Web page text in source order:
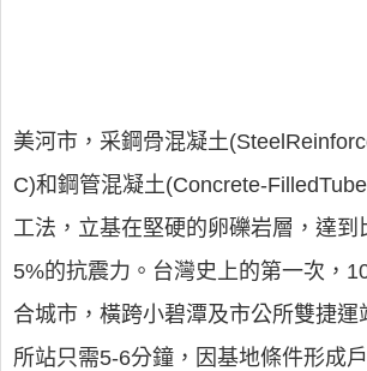
美河市，采鋼骨混凝土
C)和鋼管混凝土(Concrete-
工法，立基在堅硬的卵礫岩層，達到
5%的抗震力。台灣史上的第一次，
合城市，橫跨小碧潭及市公所雙捷運
所站只需5-6分鐘，因基地條件形成